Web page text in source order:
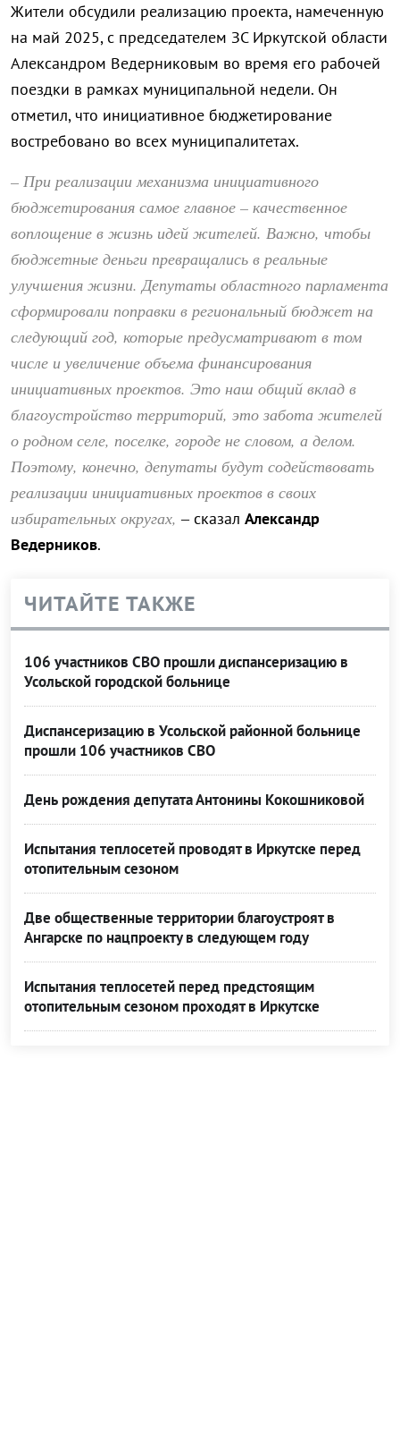
Жители обсудили реализацию проекта, намеченную
на май 2025, с председателем ЗС Иркутской области
Александром Ведерниковым во время его рабочей
поездки в рамках муниципальной недели. Он
отметил, что инициативное бюджетирование
востребовано во всех муниципалитетах.
– При реализации механизма инициативного
бюджетирования самое главное – качественное
воплощение в жизнь идей жителей. Важно, чтобы
бюджетные деньги превращались в реальные
улучшения жизни. Депутаты областного парламента
сформировали поправки в региональный бюджет на
следующий год, которые предусматривают в том
числе и увеличение объема финансирования
инициативных проектов. Это наш общий вклад в
благоустройство территорий, это забота жителей
о родном селе, поселке, городе не словом, а делом.
Поэтому, конечно, депутаты будут содействовать
реализации инициативных проектов в своих
избирательных округах, – сказал Александр
Ведерников.
ЧИТАЙТЕ ТАКЖЕ
106 участников СВО прошли диспансеризацию в
Усольской городской больнице
Диспансеризацию в Усольской районной больнице
прошли 106 участников СВО
День рождения депутата Антонины Кокошниковой
Испытания теплосетей проводят в Иркутске перед
отопительным сезоном
Две общественные территории благоустроят в
Ангарске по нацпроекту в следующем году
Испытания теплосетей перед предстоящим
отопительным сезоном проходят в Иркутске